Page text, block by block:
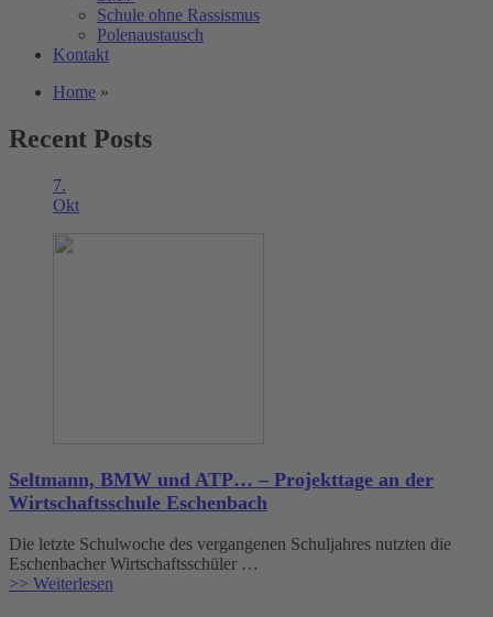
Schule ohne Rassismus
Polenaustausch
Kontakt
Home »
Recent Posts
7.
Okt
Seltmann, BMW und ATP… – Projekttage an der
Wirtschaftsschule Eschenbach
Die letzte Schulwoche des vergangenen Schuljahres nutzten die
Eschenbacher Wirtschaftsschüler …
>> Weiterlesen